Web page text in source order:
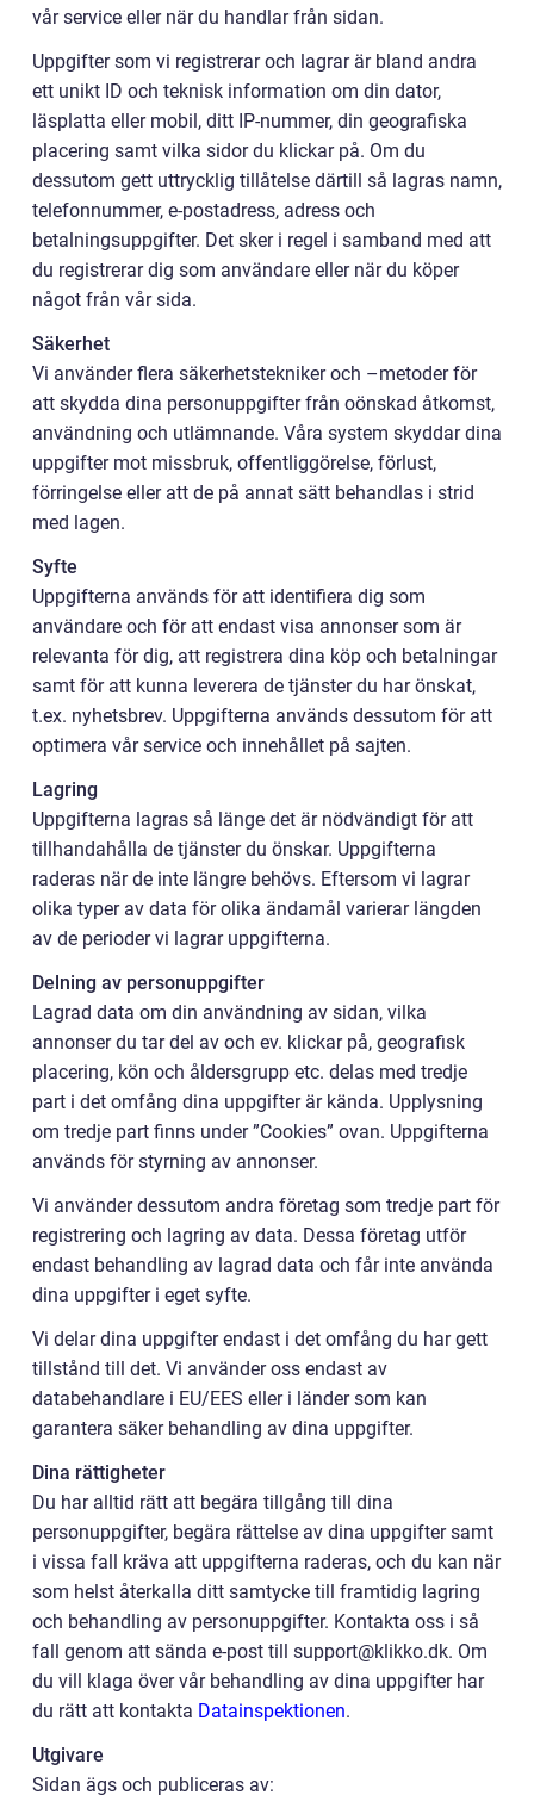
vår service eller när du handlar från sidan.
Uppgifter som vi registrerar och lagrar är bland andra
ett unikt ID och teknisk information om din dator,
läsplatta eller mobil, ditt IP-nummer, din geografiska
placering samt vilka sidor du klickar på. Om du
dessutom gett uttrycklig tillåtelse därtill så lagras namn,
telefonnummer, e-postadress, adress och
betalningsuppgifter. Det sker i regel i samband med att
du registrerar dig som användare eller när du köper
något från vår sida.
Säkerhet
Vi använder flera säkerhetstekniker och –metoder för
att skydda dina personuppgifter från oönskad åtkomst,
användning och utlämnande. Våra system skyddar dina
uppgifter mot missbruk, offentliggörelse, förlust,
förringelse eller att de på annat sätt behandlas i strid
med lagen.
Syfte
Uppgifterna används för att identifiera dig som
användare och för att endast visa annonser som är
relevanta för dig, att registrera dina köp och betalningar
samt för att kunna leverera de tjänster du har önskat,
t.ex. nyhetsbrev. Uppgifterna används dessutom för att
optimera vår service och innehållet på sajten.
Lagring
Uppgifterna lagras så länge det är nödvändigt för att
tillhandahålla de tjänster du önskar. Uppgifterna
raderas när de inte längre behövs. Eftersom vi lagrar
olika typer av data för olika ändamål varierar längden
av de perioder vi lagrar uppgifterna.
Delning av personuppgifter
Lagrad data om din användning av sidan, vilka
annonser du tar del av och ev. klickar på, geografisk
placering, kön och åldersgrupp etc. delas med tredje
part i det omfång dina uppgifter är kända. Upplysning
om tredje part finns under ”Cookies” ovan. Uppgifterna
används för styrning av annonser.
Vi använder dessutom andra företag som tredje part för
registrering och lagring av data. Dessa företag utför
endast behandling av lagrad data och får inte använda
dina uppgifter i eget syfte.
Vi delar dina uppgifter endast i det omfång du har gett
tillstånd till det. Vi använder oss endast av
databehandlare i EU/EES eller i länder som kan
garantera säker behandling av dina uppgifter.
Dina rättigheter
Du har alltid rätt att begära tillgång till dina
personuppgifter, begära rättelse av dina uppgifter samt
i vissa fall kräva att uppgifterna raderas, och du kan när
som helst återkalla ditt samtycke till framtidig lagring
och behandling av personuppgifter. Kontakta oss i så
fall genom att sända e-post till support@klikko.dk. Om
du vill klaga över vår behandling av dina uppgifter har
du rätt att kontakta Datainspektionen.
Utgivare
Sidan ägs och publiceras av: